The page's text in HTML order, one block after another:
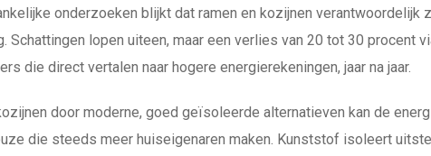
onderzoeken blijkt dat ramen en kozijnen
Schattingen lopen uiteen, maar een verlies van 20 tot 30 procent
die direct vertalen naar hogere energierekeningen, jaar na jaar.
door moderne, goed geïsoleerde alternatieven kan de
die steeds meer huiseigenaren maken. Kunststof isoleert